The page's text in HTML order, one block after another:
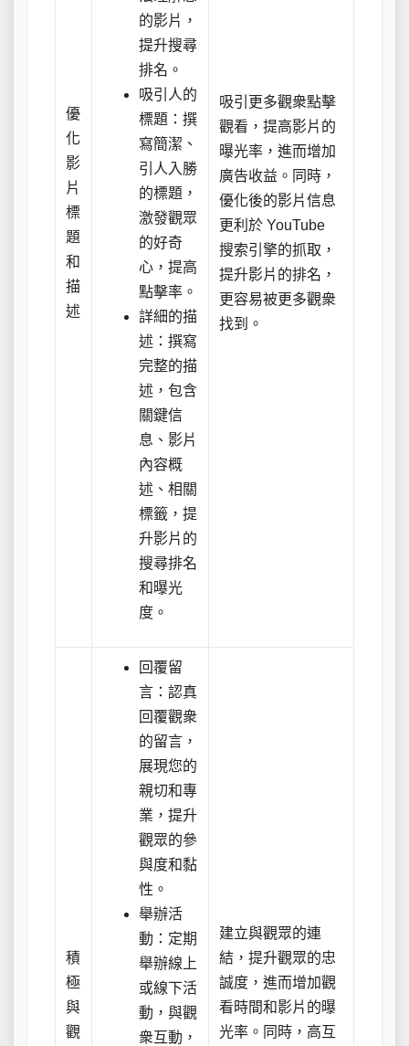
優
化
影
片
標
題
和
描
述
的影片，
提升搜尋
排名。
吸引人的
標題：撰
寫簡潔、
引人入勝
的標題，
激發觀眾
的好奇
心，提高
點擊率。
詳細的描
述：撰寫
完整的描
述，包含
關鍵信
息、影片
內容概
述、相關
標籤，提
升影片的
搜尋排名
和曝光
度。
吸引更多觀衆點擊
觀看，提高影片的
曝光率，進而增加
廣告收益。同時，
優化後的影片信息
更利於 YouTube
搜索引擎的抓取，
提升影片的排名，
更容易被更多觀衆
找到。
積
極
與
觀
回覆留
言：認真
回覆觀衆
的留言，
展現您的
親切和專
業，提升
觀眾的參
與度和黏
性。
舉辦活
動：定期
舉辦線上
或線下活
動，與觀
衆互動，
建立與觀眾的連
結，提升觀眾的忠
誠度，進而增加觀
看時間和影片的曝
光率。同時，高互